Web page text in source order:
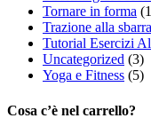
Tornare in forma
Trazione alla sbarra
Tutorial Esercizi
Uncategorized (3)
Yoga e Fitness (5)
Cosa c’è nel carrello?